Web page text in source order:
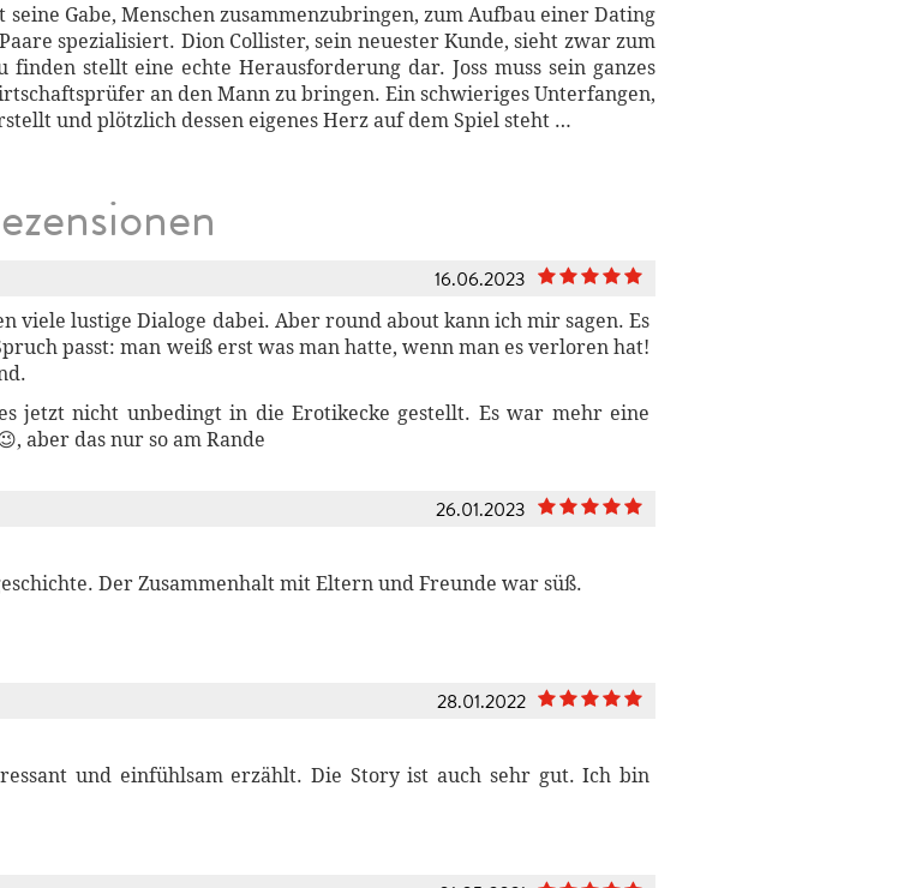
Gabe, Menschen zusammenzubringen, zum Aufbau einer Dating
spezialisiert. Dion Collister, sein neuester Kunde, sieht zwar zum
stellt eine echte Herausforderung dar. Joss muss sein ganzes
an den Mann zu bringen. Ein schwieriges Unterfangen,
und plötzlich dessen eigenes Herz auf dem Spiel steht …
16.06.2023
viele lustige Dialoge dabei. Aber round about kann ich mir sagen. Es
passt: man weiß erst was man hatte, wenn man es verloren hat!
jetzt nicht unbedingt in die Erotikecke gestellt. Es war mehr eine
aber das nur so am Rande
26.01.2023
Der Zusammenhalt mit Eltern und Freunde war süß.
28.01.2022
und einfühlsam erzählt. Die Story ist auch sehr gut. Ich bin